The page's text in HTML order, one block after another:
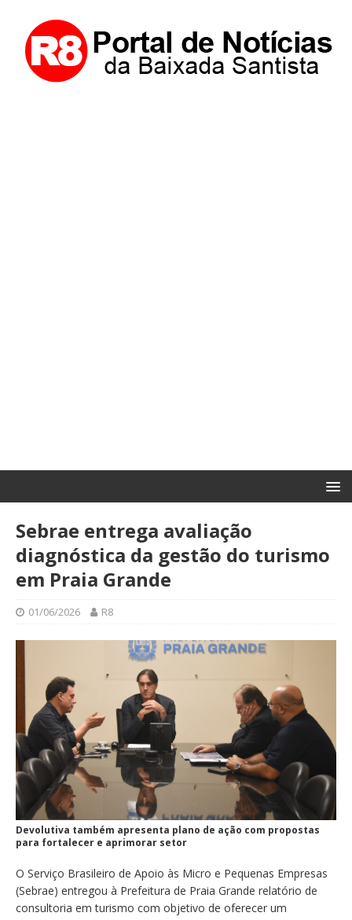
Sebrae entrega avaliação
diagnóstica da gestão do turismo
em Praia Grande
01/06/2026 R8
Devolutiva também apresenta plano de ação com propostas
para fortalecer e aprimorar setor
O Serviço Brasileiro de Apoio às Micro e Pequenas Empresas
(Sebrae) entregou à Prefeitura de Praia Grande relatório de
consultoria em turismo com objetivo de oferecer um